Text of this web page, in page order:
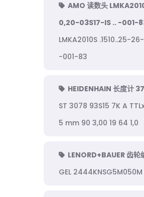
AMO 读数头
0,20-03S17-IS .. -001-
LMKA2010S .1510..25-
-001-83
HEIDENHAIN 长度计
ST 3078 93S15 7K A
5 mm 90 3,00 19 64 1,0
LENORD+BAUER 齿轮
GEL 2444KNSG5M050M